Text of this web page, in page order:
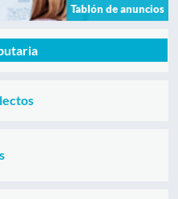
Tablón de anuncios